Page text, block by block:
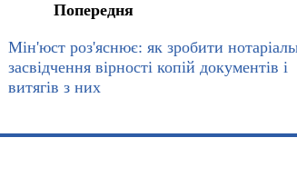
Попередня
Мін'юст роз'яснює: як зробити
засвідчення вірності копій документів і
витягів з них